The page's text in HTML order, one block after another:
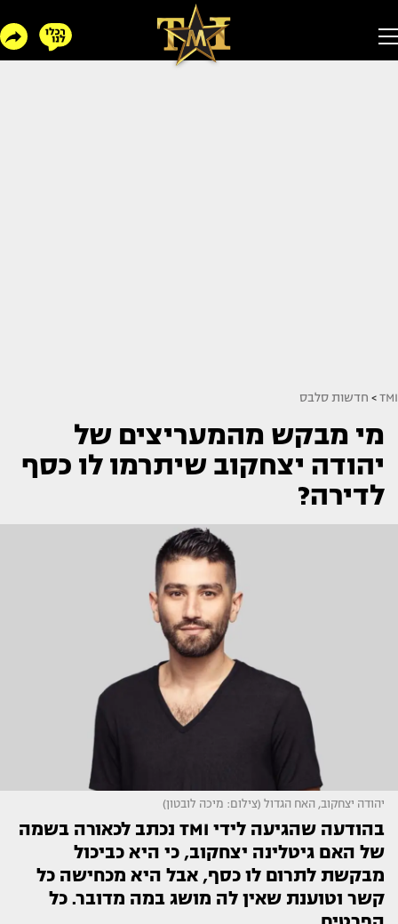
TMI
> חדשות סלבס
מי מבקש מהמעריצים של
יהודה יצחקוב שיתרמו לו כסף
לדירה?
יהודה יצחקוב, האח הגדול (צילום: מיכה לובטון)
בהודעה שהגיעה לידי TMI נכתב לכאורה בשמה
של האם גיטלינה יצחקוב, כי היא כביכול
מבקשת לתרום לו כסף, אבל היא מכחישה כל
קשר וטוענת שאין לה מושג במה מדובר. כל